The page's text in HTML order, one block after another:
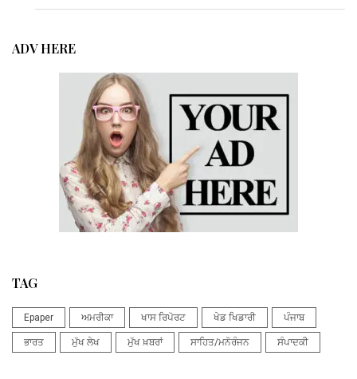
ADV HERE
TAG
Epaper ਅਮਰੀਕਾ ਖਾਸ ਰਿਪੋਰਟ ਖੇਡ ਖਿਡਾਰੀ ਪੰਜਾਬ
ਭਾਰਤ ਮੁੱਖ ਲੇਖ ਮੁੱਖ ਖ਼ਬਰਾਂ ਸਾਹਿਤ/ਮਨੋਰੰਜਨ ਸੰਪਾਦਕੀ